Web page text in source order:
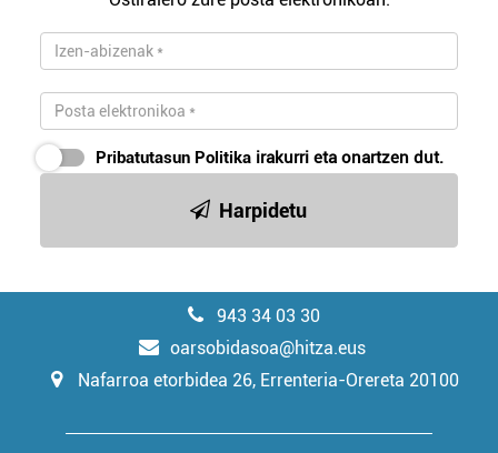
Pribatutasun Politika irakurri eta onartzen dut.
Harpidetu
943 34 03 30
oarsobidasoa@hitza.eus
Nafarroa etorbidea 26, Errenteria-Orereta 20100